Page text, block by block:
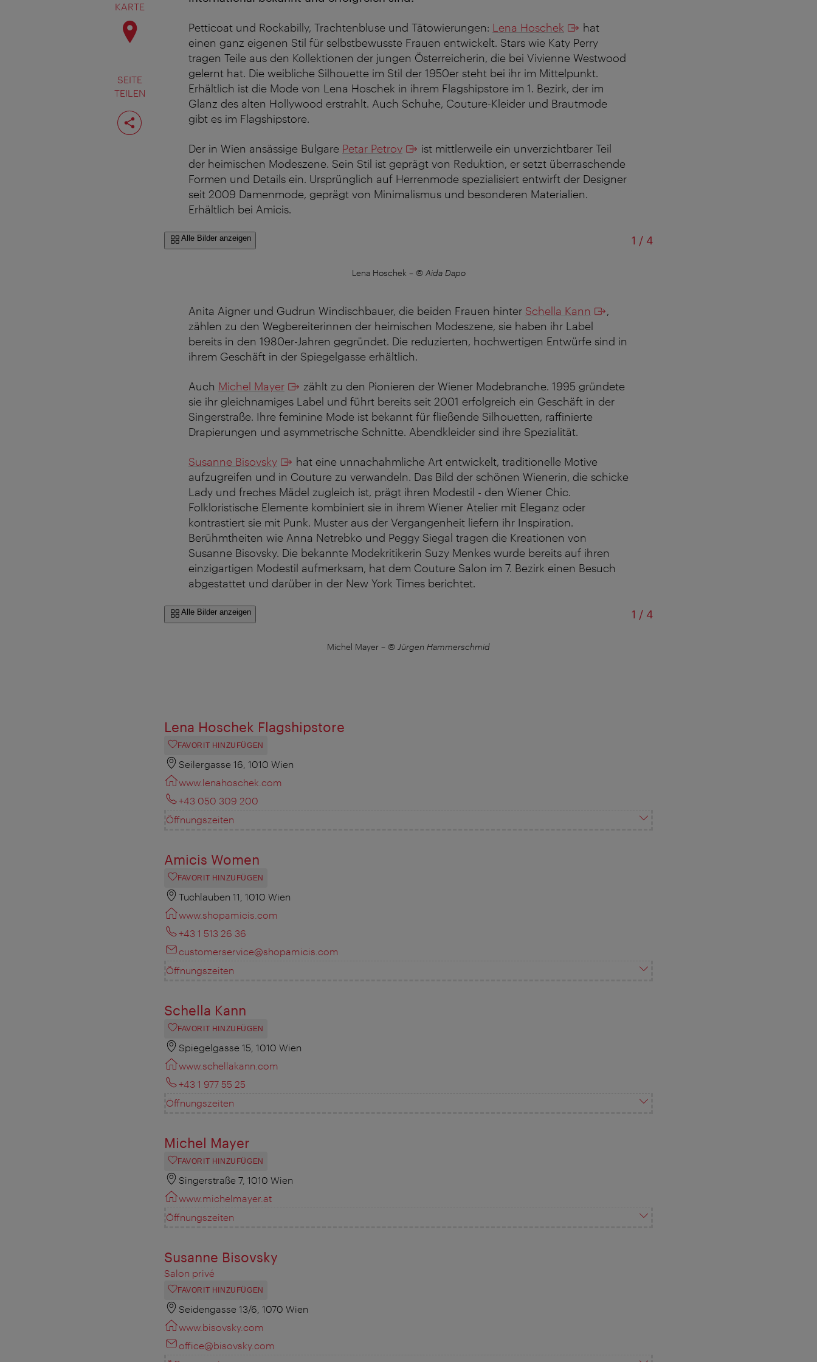
KARTE
SEITE
TEILEN
Seite
teilen
Petticoat und Rockabilly, Trachtenbluse und Tätowierungen: Lena Hoschek
hat
einen ganz eigenen Stil für selbstbewusste Frauen entwickelt. Stars wie Katy Perry
tragen Teile aus den Kollektionen der jungen Österreicherin, die bei Vivienne Westwood
gelernt hat. Die weibliche Silhouette im Stil der 1950er steht bei ihr im Mittelpunkt.
Erhältlich ist die Mode von Lena Hoschek in ihrem Flagshipstore im 1. Bezirk, der im
Glanz des alten Hollywood erstrahlt. Auch Schuhe, Couture-Kleider und Brautmode
gibt es im Flagshipstore.
Der in Wien ansässige Bulgare Petar Petrov
ist mittlerweile ein unverzichtbarer Teil
der heimischen Modeszene. Sein Stil ist geprägt von Reduktion, er setzt überraschende
Formen und Details ein. Ursprünglich auf Herrenmode spezialisiert entwirft der Designer
seit 2009 Damenmode, geprägt von Minimalismus und besonderen Materialien.
Erhältlich bei Amicis.
Alle Bilder anzeigen 1 /von
4
Lena Hoschek – © Aida Dapo
Anita Aigner und Gudrun Windischbauer, die beiden Frauen hinter Schella Kann
,
zählen zu den Wegbereiterinnen der heimischen Modeszene, sie haben ihr Label
bereits in den 1980er-Jahren gegründet. Die reduzierten, hochwertigen Entwürfe sind in
ihrem Geschäft in der Spiegelgasse erhältlich.
Auch Michel Mayer
zählt zu den Pionieren der Wiener Modebranche. 1995 gründete
sie ihr gleichnamiges Label und führt bereits seit 2001 erfolgreich ein Geschäft in der
Singerstraße. Ihre feminine Mode ist bekannt für fließende Silhouetten, raffinierte
Drapierungen und asymmetrische Schnitte. Abendkleider sind ihre Spezialität.
Susanne Bisovsky
hat eine unnachahmliche Art entwickelt, traditionelle Motive
aufzugreifen und in Couture zu verwandeln. Das Bild der schönen Wienerin, die schicke
Lady und freches Mädel zugleich ist, prägt ihren Modestil - den Wiener Chic.
Folkloristische Elemente kombiniert sie in ihrem Wiener Atelier mit Eleganz oder
kontrastiert sie mit Punk. Muster aus der Vergangenheit liefern ihr Inspiration.
Berühmtheiten wie Anna Netrebko und Peggy Siegal tragen die Kreationen von
Susanne Bisovsky. Die bekannte Modekritikerin Suzy Menkes wurde bereits auf ihren
einzigartigen Modestil aufmerksam, hat dem Couture Salon im 7. Bezirk einen Besuch
abgestattet und darüber in der New York Times berichtet.
Alle Bilder anzeigen 1 /von
4
Michel Mayer – © Jürgen Hammerschmid
Lena Hoschek Flagshipstore
FAVORIT HINZUFÜGEN
Seilergasse 16, 1010 Wien
www.lenahoschek.com
+43 050 309 200
Öffnungszeiten
Amicis Women
FAVORIT HINZUFÜGEN
Tuchlauben 11, 1010 Wien
www.shopamicis.com
+43 1 513 26 36
customerservice@shopamicis.com
Öffnungszeiten
Schella Kann
FAVORIT HINZUFÜGEN
Spiegelgasse 15, 1010 Wien
www.schellakann.com
+43 1 977 55 25
Öffnungszeiten
Michel Mayer
FAVORIT HINZUFÜGEN
Singerstraße 7, 1010 Wien
www.michelmayer.at
Öffnungszeiten
Susanne Bisovsky
Salon privé
FAVORIT HINZUFÜGEN
Seidengasse 13/6, 1070 Wien
www.bisovsky.com
office@bisovsky.com